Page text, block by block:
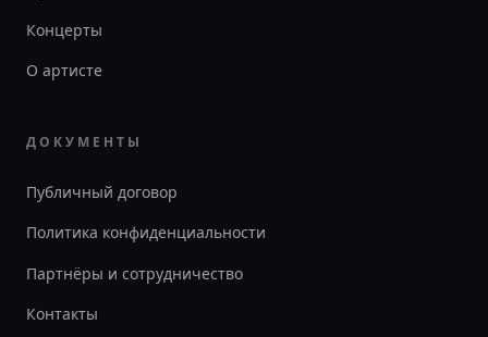
Концерты
О артисте
ДОКУМЕНТЫ
Публичный договор
Политика конфиденциальности
Партнёры и сотрудничество
Контакты